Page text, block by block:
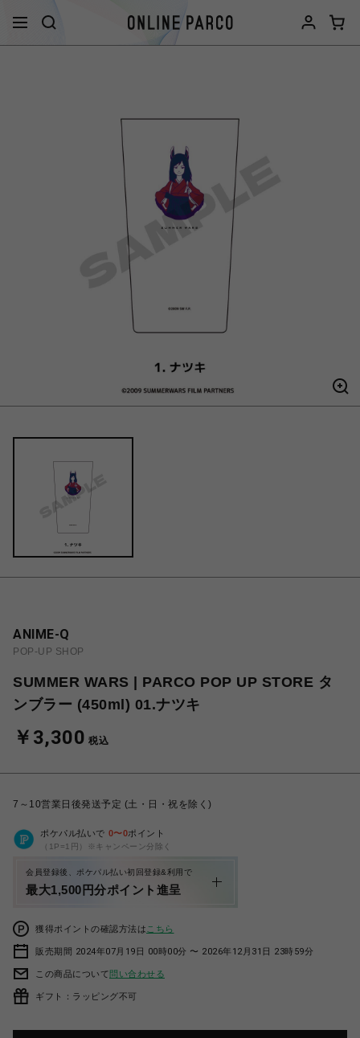
ANIME-Q
POP-UP SHOP
SUMMER WARS | PARCO POP UP STORE タ
ンブラー (450ml) 01.ナツキ
￥3,300 税込
7～10営業日後発送予定 (土・日・祝を除く)
ポケパル払いで 0〜0ポイント
（1P=1円）※キャンペーン分除く
会員登録後、ポケパル払い初回登録&利用で
最大1,500円分ポイント進呈
獲得ポイントの確認方法は こちら
販売期間 2024年07月19日 00時00分 〜 2026年12月31日 23時59分
この商品について問い合わせる
ギフト：ラッピング不可